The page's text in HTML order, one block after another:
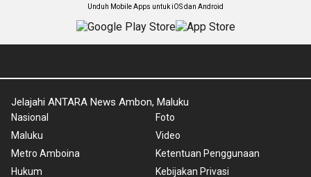
Unduh Mobile Apps untuk iOS dan Android
Jelajahi ANTARA News Ambon, Maluku
Nasional
Maluku
Metro Amboina
Hukum
Foto
Video
Ketentuan Penggunaan
Kebijakan Privasi